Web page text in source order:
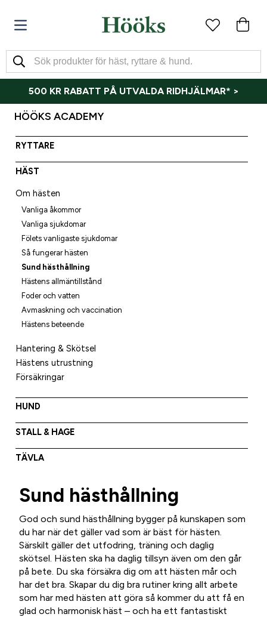
500 KR RABATT PÅ UTVALDA RIDHJÄLMAR* >
HÖÖKS ACADEMY
RYTTARE
HÄST
Om hästen
Vanliga åkommor
Vanliga sjukdomar
Fölets vanligaste sjukdomar
Så fungerar hästen
Sund hästhållning
Hästens allmäntillstånd
Foder och vatten
Avmaskning och vaccination
Hästens beteende
Hantering & Skötsel
Hästens utrustning
Försäkringar
HUND
STALL & HAGE
TÄVLA
Sund hästhållning
God och sund hästhållning bygger på kunskapen som
du har när det gäller vad som är bäst för hästen.
Särskilt gäller det utfodring, träning och daglig
skötsel. Hästen ska ha daglig tillsyn även om den går
på bete. Du ska försäkra dig om att hästen mår och
har det bra. Skapar du dig bra rutiner kring allt arbete
som har med hästen att göra så kommer du att få en
glad och harmonisk häst – och ha ett fantastiskt